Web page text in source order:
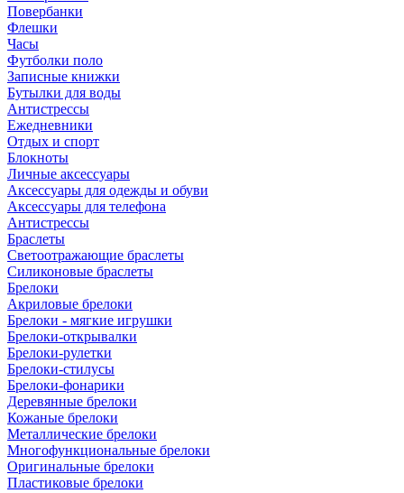
Повербанки
Флешки
Часы
Футболки поло
Записные книжки
Бутылки для воды
Антистрессы
Ежедневники
Отдых и спорт
Блокноты
Личные аксессуары
Аксессуары для одежды и обуви
Аксессуары для телефона
Антистрессы
Браслеты
Светоотражающие браслеты
Силиконовые браслеты
Брелоки
Акриловые брелоки
Брелоки - мягкие игрушки
Брелоки-открывалки
Брелоки-рулетки
Брелоки-стилусы
Брелоки-фонарики
Деревянные брелоки
Кожаные брелоки
Металлические брелоки
Многофункциональные брелоки
Оригинальные брелоки
Пластиковые брелоки